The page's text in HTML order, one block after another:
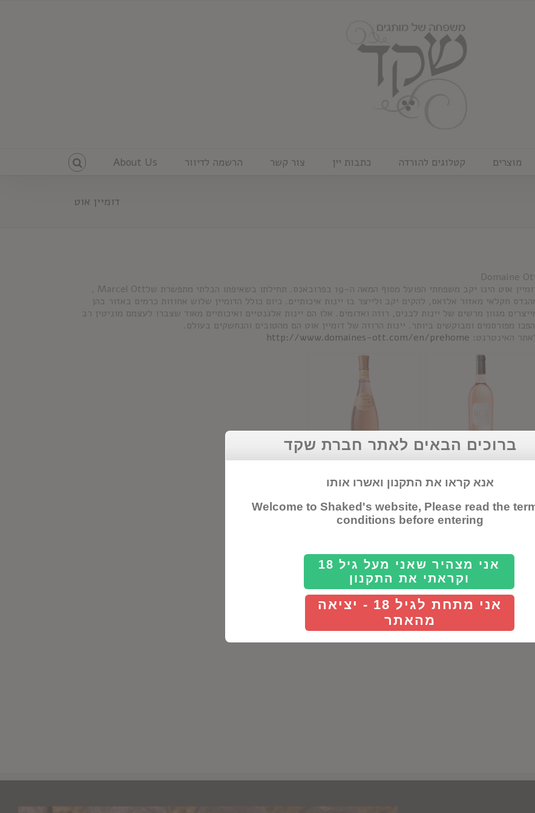
מוצרים קטלוגים להורדה כתבות יין צור קשר הרשמה לדיוור About Us
דומיין אוט
Domaine
דומיין אוט הינו יקב משפחתי הפועל מסוף המאה ה-19 בפרובאנס. תחילתו בשאיפתו הבלתי מתפשרת שלMarcel Ott ,
חקלאי מאזור אלזאס, להקים יקב ולייצר בו יינות איכותיים. כיום כולל הדומיין שלוש אחוזות כרמים באזור בהן
מגוון מרשים של יינות לבנים, רוזה ואדומים. אלו הם יינות אלגנטיים ואיכותיים מאוד שצברו לעצמם מוניטין רב
מפורסמים ומבוקשים ביותר. יינות הרוזה של דומיין אוט הם מהטובים והנחשקים בעולם.
האינטרנט: http://www.domaines-ott.com/en/prehome
ביי. אוט דומיין אוט רוזה
ברוכים הבאים לאתר חברת שקד
אנא קראו את התקנון ואשרו אותו
Welcome to Shaked's website, Please read the
conditions before entering
אני מצהיר שאני מעל גיל 18
וקראתי את התקנון
אני מתחת לגיל 18 - יציאה
מהאתר